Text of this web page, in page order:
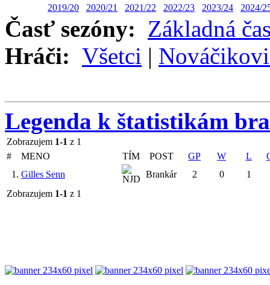
2019/20
2020/21 2021/22 2022/23 2023/24 2024/
Časť sezóny: Základná
Hráči: Všetci |
Legenda k štatistikám
Zobrazujem 1-1 z 1
#
MENO TÍM POST GP W L
1. Gilles Senn Brankár 2 0
1
Zobrazujem 1-1 z 1